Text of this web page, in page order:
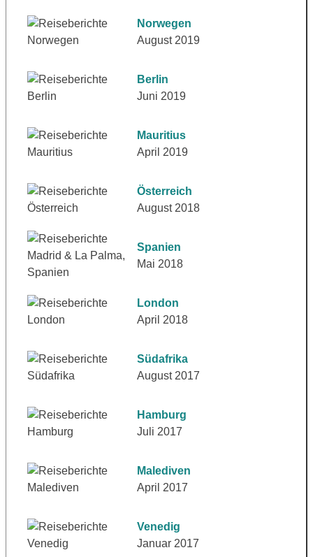
Norwegen
August 2019
Berlin
Juni 2019
Mauritius
April 2019
Österreich
August 2018
Spanien
Mai 2018
London
April 2018
Südafrika
August 2017
Hamburg
Juli 2017
Malediven
April 2017
Venedig
Januar 2017